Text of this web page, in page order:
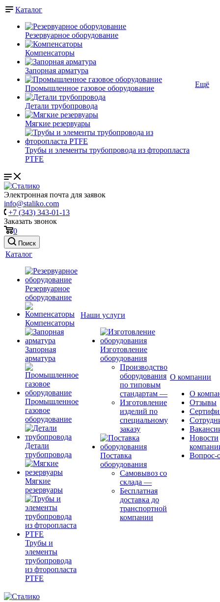
Каталог
Резервуарное оборудование
Компенсаторы
Запорная арматура
Промышленное газовое оборудование
Детали трубопровода
Мягкие резервуары
Трубы и элементы трубопровода из фторопласта
PTFE
Ещё
Электронная почта для заявок
info@staliko.com
+7 (343) 343-01-13
Заказать звонок
0
Поиск
Каталог
Резервуарное
оборудование
Компенсаторы
Запорная
арматура
Промышленное
газовое
оборудование
Детали
трубопровода
Мягкие
резервуары
Трубы и
элементы
трубопровода
из фторопласта
PTFE
Наши услуги
Изготовление
оборудования
Производство
оборудования
по типовым
стандартам —
Изготовление
изделий по
специальному
заказу
Поставка
оборудования
Самовывоз со
склада —
Бесплатная
доставка до
транспортной
компании
О компании
О
Отзывы
Новости
Вопрос-